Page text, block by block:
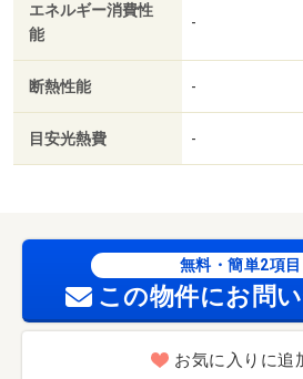
エネルギー消費性
能
-
断熱性能 -
目安光熱費 -
無料・簡単2項目
この物件にお問
お気に入りに追